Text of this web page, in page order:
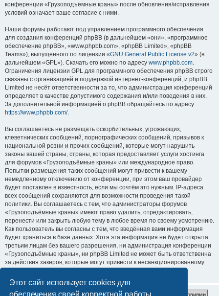
Этот сайт использует cookies для
обеспечения своей корректной работы.
конференции «Грузоподъёмные краны» после обновления/исправления
условий означает ваше согласие с ними.
Наши форумы работают под управлением программного обеспечения
для создания конференций phpBB (в дальнейшем «они», «программное
обеспечение phpBB», «www.phpbb.com», «phpBB Limited», «phpBB
Teams»), выпущенного по лицензии «GNU General Public License v2» (в
дальнейшем «GPL»). Скачать его можно по адресу www.phpbb.com.
Ограничения лицензии GPL для программного обеспечения phpBB строго
связаны с организацией и поддержкой интернет-конференций, и phpBB
Limited не несёт ответственности за то, что администрация конференций
определяет в качестве допустимого содержания и/или поведения в них.
За дополнительной информацией о phpBB обращайтесь по адресу
https://www.phpbb.com/.
Вы соглашаетесь не размещать оскорбительных, угрожающих,
клеветнических сообщений, порнографических сообщений, призывов к
национальной розни и прочих сообщений, которые могут нарушить
законы вашей страны, страны, которая предоставляет услуги хостинга
для форумов «Грузоподъёмные краны» или международное право.
Попытки размещения таких сообщений могут привести к вашему
немедленному отключению от конференции, при этом ваш провайдер
будет поставлен в известность, если мы сочтём это нужным. IP-адреса
всех сообщений сохраняются для возможности проведения такой
политики. Вы соглашаетесь с тем, что администраторы форумов
«Грузоподъёмные краны» имеют право удалить, отредактировать,
перенести или закрыть любую тему в любое время по своему усмотрению.
Как пользователь вы согласны с тем, что введённая вами информация
будет храниться в базе данных. Хотя эта информация не будет открыта
третьим лицам без вашего разрешения, ни администрация конференции
«Грузоподъёмные краны», ни phpBB Limited не может быть ответственна
за действия хакеров, которые могут привести к несанкционированному